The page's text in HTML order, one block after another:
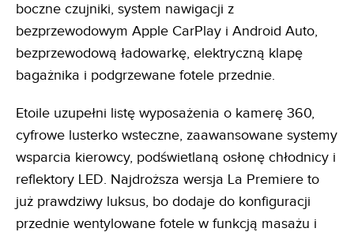
boczne czujniki, system nawigacji z
bezprzewodowym Apple CarPlay i Android Auto,
bezprzewodową ładowarkę, elektryczną klapę
bagażnika i podgrzewane fotele przednie.
Etoile uzupełni listę wyposażenia o kamerę 360,
cyfrowe lusterko wsteczne, zaawansowane systemy
wsparcia kierowcy, podświetlaną osłonę chłodnicy i
reflektory LED. Najdroższa wersja La Premiere to
już prawdziwy luksus, bo dodaje do konfiguracji
przednie wentylowane fotele w funkcją masażu i